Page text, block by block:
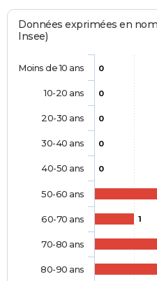
Données exprimées en
Insee)
0
0
0
0
0
1
Moins de 10 ans
10-20 ans
20-30 ans
30-40 ans
40-50 ans
50-60 ans
60-70 ans
70-80 ans
80-90 ans